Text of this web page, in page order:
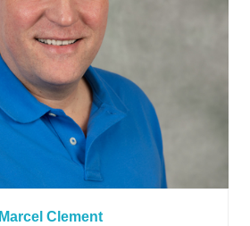
Marcel Clement